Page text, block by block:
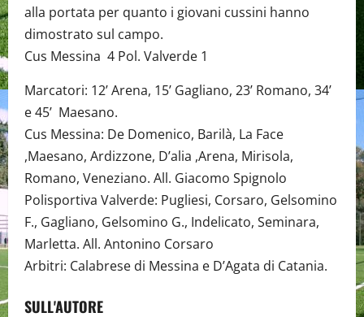
alla portata per quanto i giovani cussini hanno
dimostrato sul campo.
Cus Messina 4 Pol. Valverde 1
Marcatori: 12’ Arena, 15’ Gagliano, 23’ Romano, 34’
e 45’ Maesano.
Cus Messina: De Domenico, Barilà, La Face
,Maesano, Ardizzone, D’alia ,Arena, Mirisola,
Romano, Veneziano. All. Giacomo Spignolo
Polisportiva Valverde: Pugliesi, Corsaro, Gelsomino
F., Gagliano, Gelsomino G., Indelicato, Seminara,
Marletta. All. Antonino Corsaro
Arbitri: Calabrese di Messina e D’Agata di Catania.
SULL'AUTORE